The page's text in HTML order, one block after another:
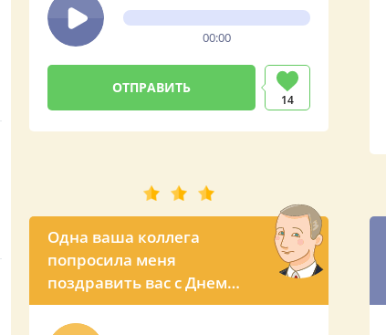
00:00
14
Одна ваша коллега
попросила меня
поздравить вас с Днем
рождения! – прикольный
звонок из Кремля